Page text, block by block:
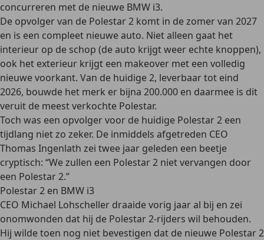
concurreren met de nieuwe BMW i3.
De opvolger van de Polestar 2 komt in de zomer van 2027
en is een compleet nieuwe auto. Niet alleen gaat het
interieur op de schop (de auto krijgt weer echte knoppen),
ook het exterieur krijgt een makeover met een volledig
nieuwe voorkant. Van de huidige 2, leverbaar tot eind
2026, bouwde het merk er bijna 200.000 en daarmee is dit
veruit de meest verkochte Polestar.
Toch was een opvolger voor de huidige Polestar 2 een
tijdlang niet zo zeker. De inmiddels afgetreden CEO
Thomas Ingenlath zei twee jaar geleden een beetje
cryptisch: “We zullen een Polestar 2 niet vervangen door
een Polestar 2.”
Polestar 2 en BMW i3
CEO Michael Lohscheller draaide vorig jaar al bij en zei
onomwonden dat hij de Polestar 2-rijders wil behouden.
Hij wilde toen nog niet bevestigen dat de nieuwe Polestar 2